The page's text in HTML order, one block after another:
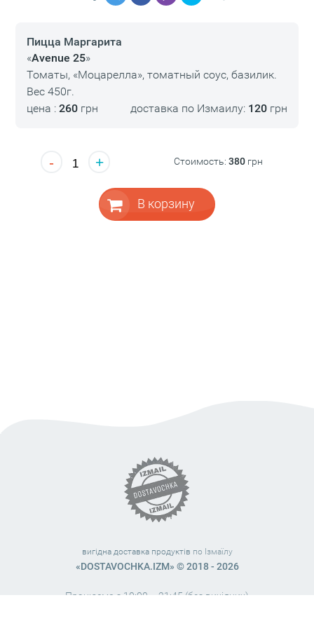
Пицца Маргарита
«Avenue 25»
Томаты, «Моцарелла», томатный соус, базилик.
Вес 450г.
цена : 260грн доставка по Измаилу: 120 грн
- + Стоимость:380 грн
В корзину
вигідна доставка продуктів по Ізмаїлу
«DOSTAVOCHKA.IZM» © 2018 - 2026
Працюємо з 10:00 – 21:45 (без вихідних)